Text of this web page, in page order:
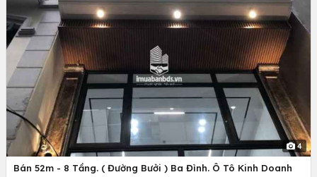
4
Bán 52m - 8 Tầng. ( Đường Bưởi ) Ba Đình. Ô Tô Kinh Doanh